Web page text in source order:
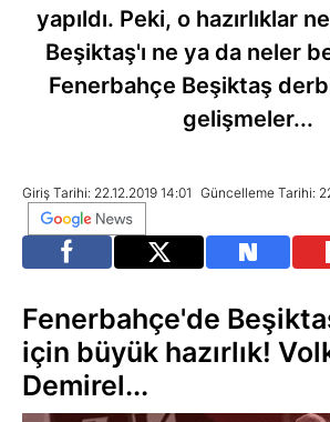
yapıldı. Peki, o hazırlıklar
Beşiktaş'ı ne ya da neler
Fenerbahçe Beşiktaş
gelişmeler...
Giriş Tarihi: 22.12.2019 14:01 Güncelleme Tarihi:
Fenerbahçe'de
için büyük hazırlık!
Demirel...